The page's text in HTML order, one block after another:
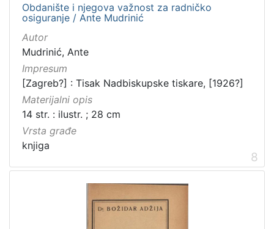
Obdanište i njegova važnost za radničko
osiguranje / Ante Mudrinić
Autor
Mudrinić, Ante
Impresum
[Zagreb?] : Tisak Nadbiskupske tiskare, [1926?]
Materijalni opis
14 str. : ilustr. ; 28 cm
Vrsta građe
knjiga
8